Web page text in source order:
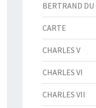
BERTRAND DU
CARTE
CHARLES V
CHARLES VI
CHARLES VII